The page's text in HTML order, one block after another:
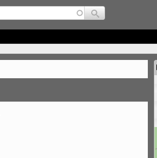
Jump to navigation